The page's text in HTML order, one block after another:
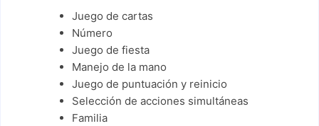
Juego de cartas
Número
Juego de fiesta
Manejo de la mano
Juego de puntuación y reinicio
Selección de acciones simultáneas
Familia